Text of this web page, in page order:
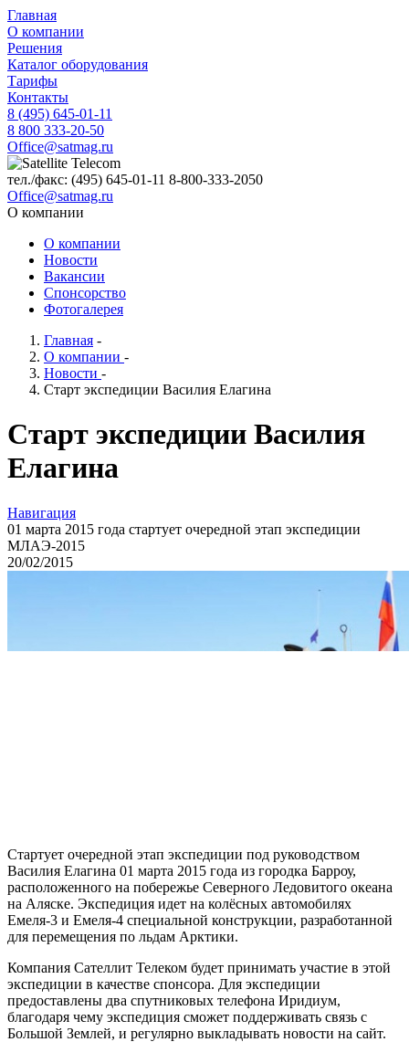
Главная
О компании
Решения
Каталог оборудования
Тарифы
Контакты
8 (495) 645-01-11
8 800 333-20-50
Office@satmag.ru
тел./факс: (495) 645-01-11 8-800-333-2050
Office@satmag.ru
О компании
О компании
Новости
Вакансии
Спонсорство
Фотогалерея
Главная -
О компании -
Новости -
Старт экспедиции Василия Елагина
Старт экспедиции Василия
Елагина
Навигация
01 марта 2015 года стартует очередной этап экспедиции
МЛАЭ-2015
20/02/2015
Стартует очередной этап экспедиции под руководством
Василия Елагина 01 марта 2015 года из городка Барроу,
расположенного на побережье Северного Ледовитого океана
на Аляске. Экспедиция идет на колёсных автомобилях
Емеля-3 и Емеля-4 специальной конструкции, разработанной
для перемещения по льдам Арктики.
Компания Сателлит Телеком будет принимать участие в этой
экспедиции в качестве спонсора. Для экспедиции
предоставлены два спутниковых телефона Иридиум,
благодаря чему экспедиция сможет поддерживать связь с
Большой Землей, и регулярно выкладывать новости на сайт.